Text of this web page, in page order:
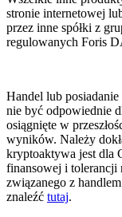
stronie internetowej
przez inne spółki z
regulowanych Foris
Handel lub
nie być odpowiednie
osiągnięte w
wyników. Należy
kryptoaktywa jest dla
finansowej i tolerancji
związanego z
znaleźć tutaj.